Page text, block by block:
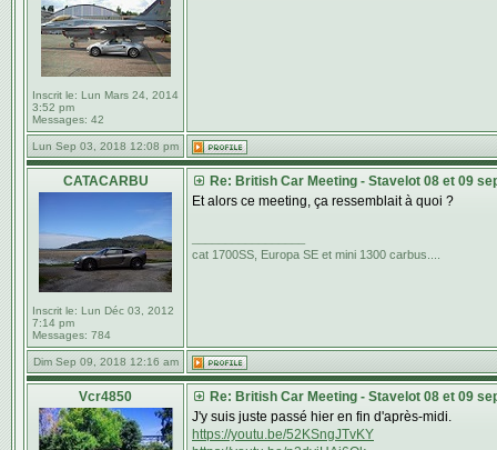
Inscrit le: Lun Mars 24, 2014
3:52 pm
Messages: 42
Lun Sep 03, 2018 12:08 pm
CATACARBU
Inscrit le: Lun Déc 03, 2012
7:14 pm
Messages: 784
Re: British Car Meeting - Stavelot 08 et 09
Et alors ce meeting, ça ressemblait à quoi ?
cat 1700SS, Europa SE et mini 1300 carbus....
Dim Sep 09, 2018 12:16 am
Vcr4850
Re: British Car Meeting - Stavelot 08 et 09
J'y suis juste passé hier en fin d'après-midi.
https://youtu.be/52KSngJTvKY